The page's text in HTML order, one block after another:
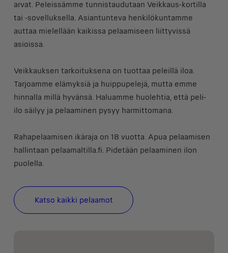
arvat. Peleissämme tunnistaudutaan Veikkaus-kortilla
tai -sovelluksella. Asiantunteva henkilökuntamme
auttaa mielellään kaikissa pelaamiseen liittyvissä
asioissa.
Veikkauksen tarkoituksena on tuottaa peleillä iloa.
Tarjoamme elämyksiä ja huippupelejä, mutta emme
hinnalla millä hyvänsä. Haluamme huolehtia, että peli-
ilo säilyy ja pelaaminen pysyy harmittomana.
Rahapelaamisen ikäraja on 18 vuotta. Apua pelaamisen
hallintaan pelaamaltilla.fi. Pidetään pelaaminen ilon
puolella.
Katso kaikki pelaamot